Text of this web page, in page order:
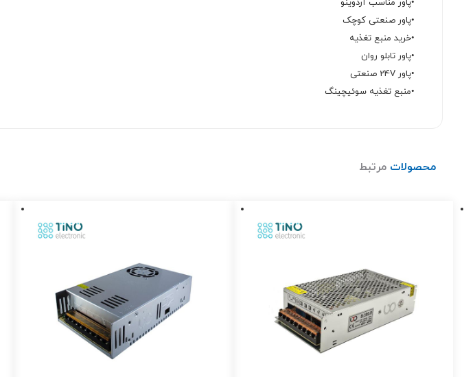
•پاور مناسب آردوینو
•پاور صنعتی کوچک
•خرید منبع تغذیه
•پاور تابلو روان
•پاور 24V صنعتی
•منبع تغذیه سوئیچینگ
محصولات مرتبط